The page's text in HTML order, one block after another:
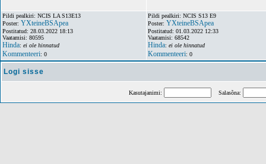
Pildi pealkiri: NCIS LA S13E13
Poster: YXteineBSApea
Postitatud: 28.03.2022 18:13
Vaatamisi: 80595
Hinda: ei ole hinnatud
Kommenteeri: 0
Pildi pealkiri: NCIS S13 E9
Poster: YXteineBSApea
Postitatud: 01.03.2022 12:33
Vaatamisi: 68542
Hinda: ei ole hinnatud
Kommenteeri: 0
Logi sisse
Kasutajanimi: Salasõna: